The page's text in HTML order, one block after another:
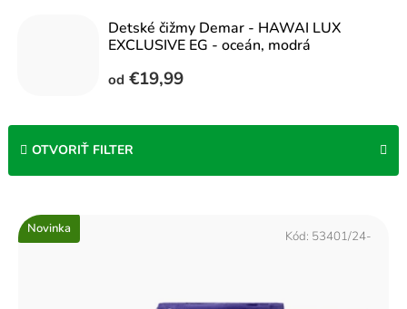
Detské čižmy Demar - HAWAI LUX
EXCLUSIVE EG - oceán, modrá
od €19,99
OTVORIŤ FILTER
ý Novinka Kód: 53401/24-